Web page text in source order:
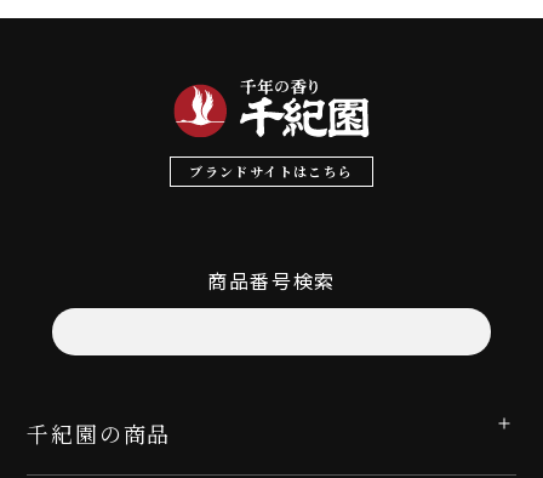
ブランドサイトはこちら
商品番号検索
千紀園の商品